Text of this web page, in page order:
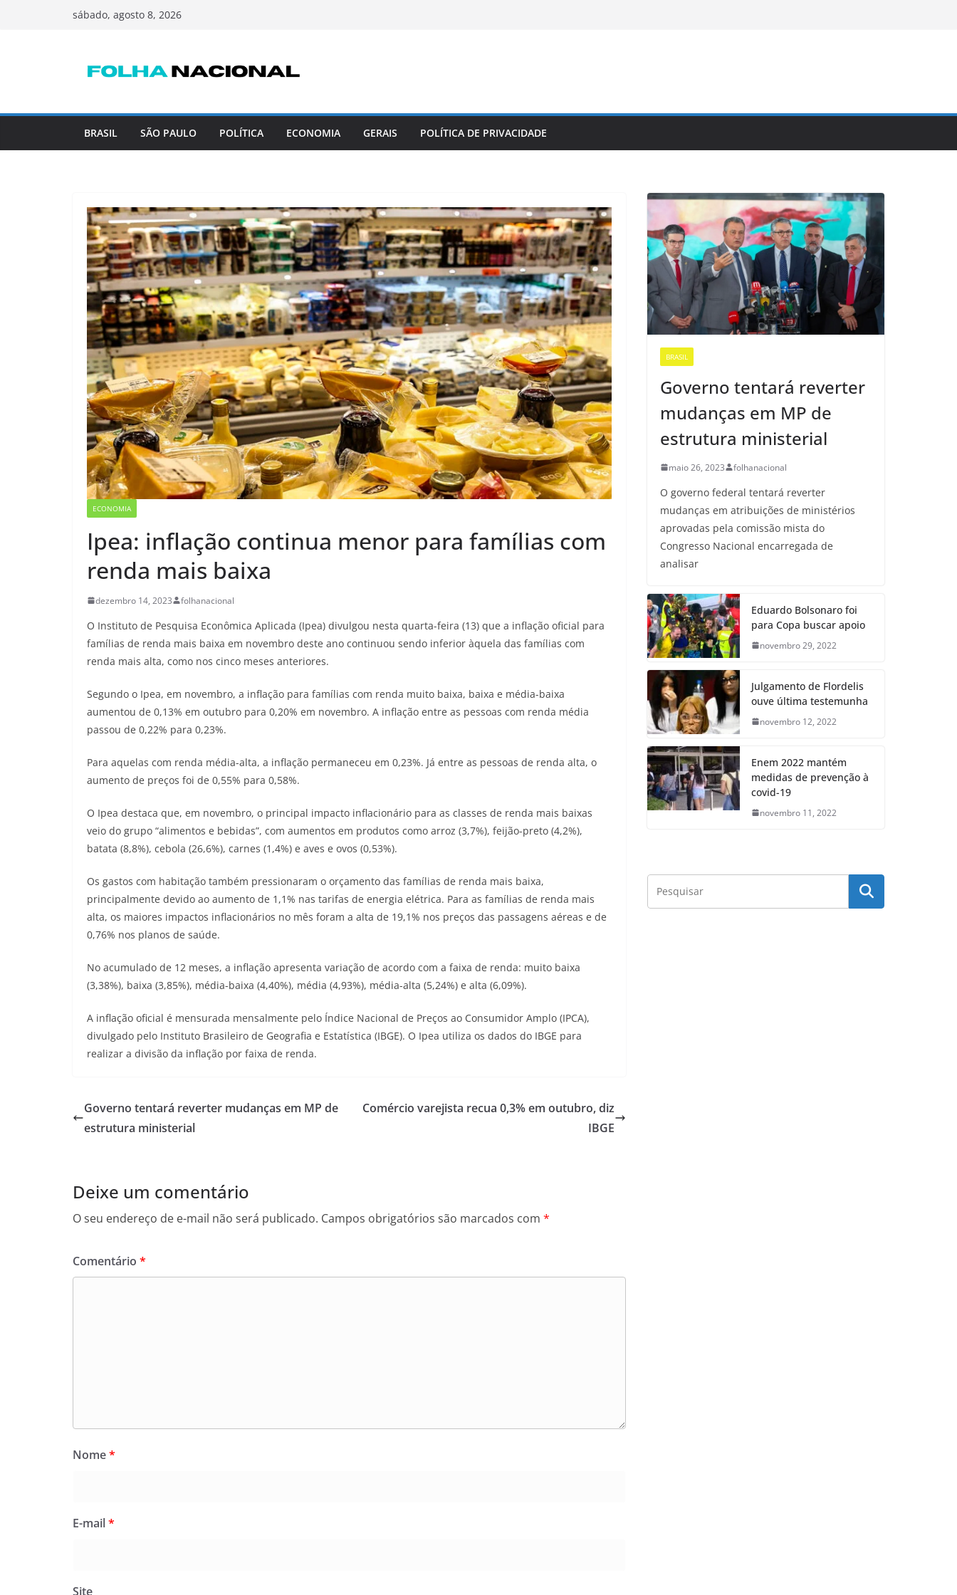
sábado, agosto 8, 2026
BRASIL SÃO PAULO POLÍTICA ECONOMIA GERAIS POLÍTICA DE PRIVACIDADE
ECONOMIA
Ipea: inflação continua menor para famílias com
renda mais baixa
dezembro 14, 2023 folhanacional
O Instituto de Pesquisa Econômica Aplicada (Ipea) divulgou nesta quarta-feira (13) que a inflação oficial para
famílias de renda mais baixa em novembro deste ano continuou sendo inferior àquela das famílias com
renda mais alta, como nos cinco meses anteriores.
Segundo o Ipea, em novembro, a inflação para famílias com renda muito baixa, baixa e média-baixa
aumentou de 0,13% em outubro para 0,20% em novembro. A inflação entre as pessoas com renda média
passou de 0,22% para 0,23%.
Para aquelas com renda média-alta, a inflação permaneceu em 0,23%. Já entre as pessoas de renda alta, o
aumento de preços foi de 0,55% para 0,58%.
O Ipea destaca que, em novembro, o principal impacto inflacionário para as classes de renda mais baixas
veio do grupo “alimentos e bebidas”, com aumentos em produtos como arroz (3,7%), feijão-preto (4,2%),
batata (8,8%), cebola (26,6%), carnes (1,4%) e aves e ovos (0,53%).
Os gastos com habitação também pressionaram o orçamento das famílias de renda mais baixa,
principalmente devido ao aumento de 1,1% nas tarifas de energia elétrica. Para as famílias de renda mais
alta, os maiores impactos inflacionários no mês foram a alta de 19,1% nos preços das passagens aéreas e de
0,76% nos planos de saúde.
No acumulado de 12 meses, a inflação apresenta variação de acordo com a faixa de renda: muito baixa
(3,38%), baixa (3,85%), média-baixa (4,40%), média (4,93%), média-alta (5,24%) e alta (6,09%).
A inflação oficial é mensurada mensalmente pelo Índice Nacional de Preços ao Consumidor Amplo (IPCA),
divulgado pelo Instituto Brasileiro de Geografia e Estatística (IBGE). O Ipea utiliza os dados do IBGE para
realizar a divisão da inflação por faixa de renda.
Governo tentará reverter mudanças em MP de
estrutura ministerial
Comércio varejista recua 0,3% em outubro, diz
IBGE
Deixe um comentário
O seu endereço de e-mail não será publicado. Campos obrigatórios são marcados com *
Comentário *
Nome*
E-mail*
Site
BRASIL
Governo tentará reverter
mudanças em MP de
estrutura ministerial
maio 26, 2023 folhanacional
O governo federal tentará reverter
mudanças em atribuições de ministérios
aprovadas pela comissão mista do
Congresso Nacional encarregada de
analisar
Eduardo Bolsonaro foi
para Copa buscar apoio
novembro 29, 2022
Julgamento de Flordelis
ouve última testemunha
novembro 12, 2022
Enem 2022 mantém
medidas de prevenção à
covid-19
novembro 11, 2022